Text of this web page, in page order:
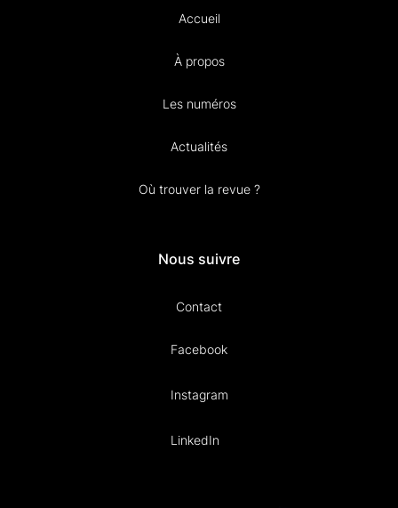
Accueil
À propos
Les numéros
Actualités
Où trouver la revue ?
Nous suivre
Contact
Facebook
Instagram
LinkedIn